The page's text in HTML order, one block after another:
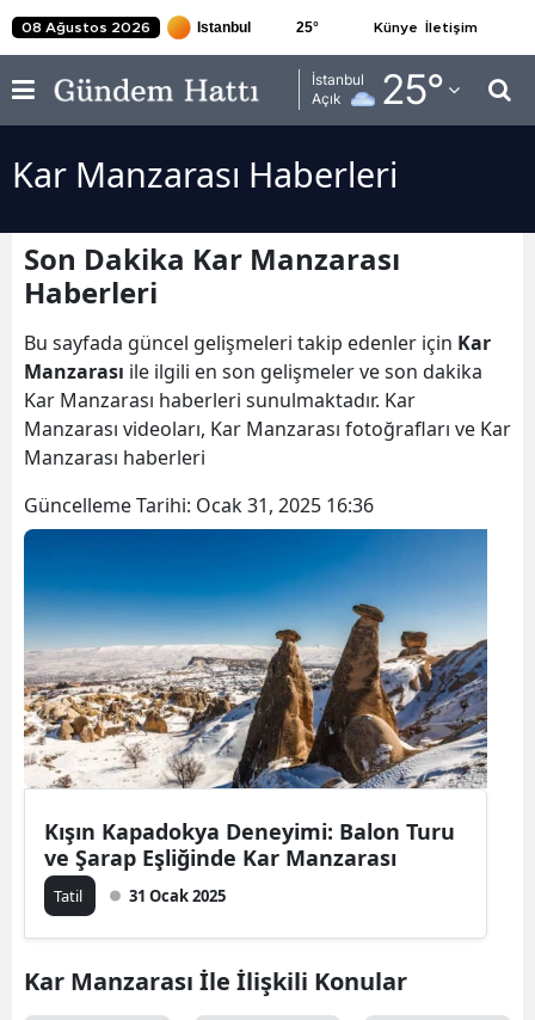
08 Ağustos 2026 25° Künye İletişim
İstanbul
Açık
25°
Adana
Adıyaman
Afyonkarahisar
Amasya
Antalya
Artvin
Balıkesir
Bilecik
Bingöl
Bitlis
Bolu
Burdur
Çanakkale
Kar Manzarası Haberleri
Son Dakika Kar Manzarası
Haberleri
Bu sayfada güncel gelişmeleri takip edenler için Kar
Manzarası ile ilgili en son gelişmeler ve son dakika
Kar Manzarası haberleri sunulmaktadır. Kar
Manzarası videoları, Kar Manzarası fotoğrafları ve Kar
Manzarası haberleri
Güncelleme Tarihi: Ocak 31, 2025 16:36
Kışın Kapadokya Deneyimi: Balon Turu
ve Şarap Eşliğinde Kar Manzarası
Tatil 31 Ocak 2025
Kar Manzarası İle İlişkili Konular